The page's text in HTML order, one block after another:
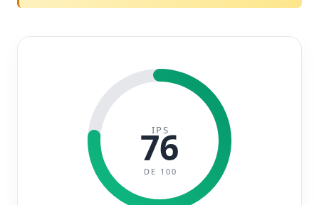
IPS
76
DE 100